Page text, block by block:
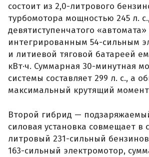
состоит из 2,0-литрового
турбомотора мощностью 245 л. с.,
девятиступенчатого «автомата»
интегрированным 54-сильным
и литиевой тяговой батареей
кВт·ч. Суммарная 30-минутная
системы составляет 299 л. с., а
максимальный крутящий
Второй гибрид — подзаряжаемый
силовая установка совмещает в
литровый 231-сильный
163-сильный электромотор,